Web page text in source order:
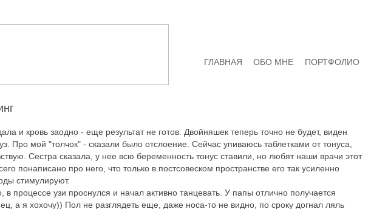
ПОРТФОЛИО
ОБО МНЕ
ГЛАВНАЯ
и кровь заодно - еще результат не готов. Двойняшек теперь точно не будет, виден
Про мой "толчок" - сказали было отслоение. Сейчас упиваюсь таблетками от тонуса,
Сестра сказала, у нее всю беременность тонус ставили, но любят наши врачи этот
понаписано про него, что только в постсовеском пространстве его так усиленно
стимулируют.
процессе узи проснулся и начал активно танцевать. У папы отлично получается
а я хохочу)) Пол не разглядеть еще, даже носа-то не видно, по сроку догнал ляль